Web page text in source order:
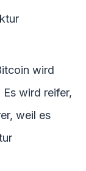
wird
wird reifer,
weil es